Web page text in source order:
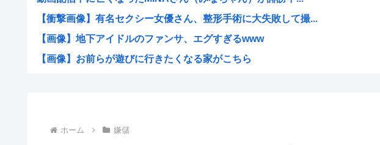
【衝撃画像】有名セクシー女優さん、整形手術に大失敗して撮...
【画像】地下アイドルのファンサ、エグすぎるwww
【画像】お前らが遊びに行きたくなる家がこちら
ホーム 嫌儲